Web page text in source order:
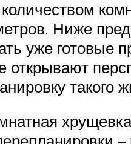
Ниже
уже готовые
открывают
такого